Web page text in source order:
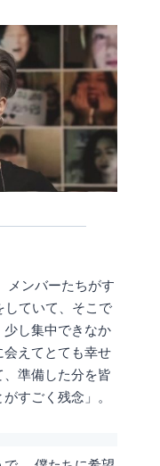
メンバーたちがす
していて、そこで
し集中できなか
えてとても幸せ
準備した分を皆
すごく残念」。